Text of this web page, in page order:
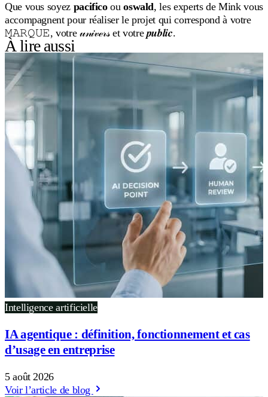
Que vous soyez pacificoouoswald, les experts de Mink vous
accompagnent pour réaliser le projet qui correspond à votre
𝙼𝙰𝚁𝚀𝚄𝙴, votre 𝓊𝓃𝒾𝓋ℯ𝓇𝓈 et votre 𝒑𝒖𝒃𝒍𝒊𝒄.
À lire aussi
Intelligence artificielle
IA agentique : définition, fonctionnement et cas
d’usage en entreprise
5 août 2026
Voir l’article de blog